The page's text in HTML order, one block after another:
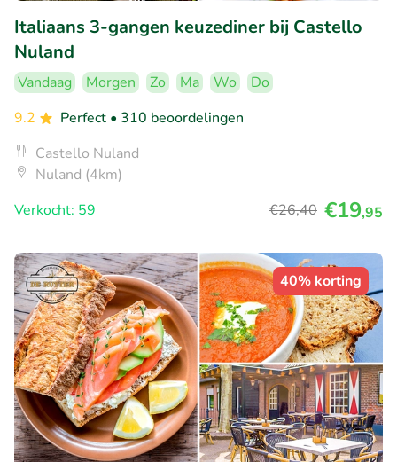
Italiaans 3-gangen keuzediner bij Castello
Nuland
Vandaag Morgen Zo Ma Wo
Do
9.2
Perfect • 310 beoordelingen
Castello Nuland
Nuland (4km)
Verkocht: 59
€26,40 €19,95
40% korting